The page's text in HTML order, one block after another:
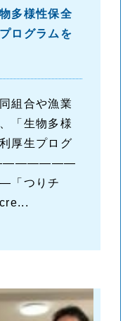
多様性保全
ログラムを
組合や漁業
「生物多様
厚生プログ
―――――――
つりチ